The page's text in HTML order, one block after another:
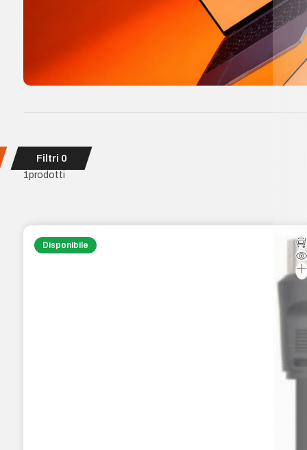
Filtri 0
1 prodotti
Disponibile